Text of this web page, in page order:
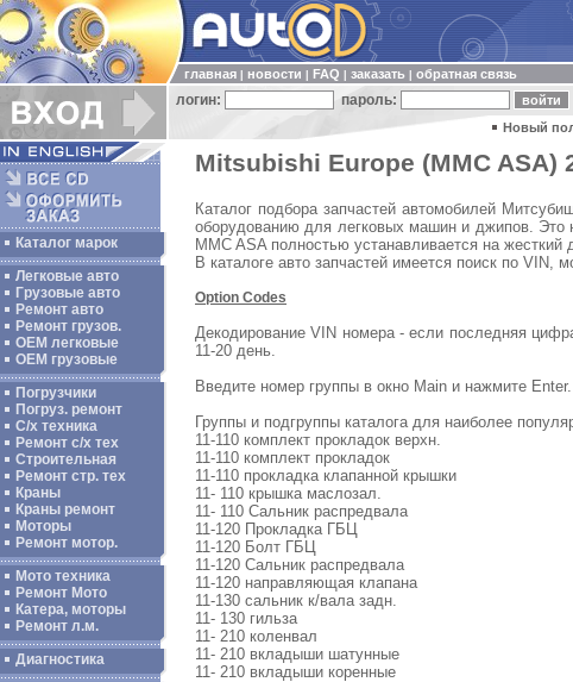
главная новости FAQ заказать обратная связь
логин: пароль:
Новый
Каталог марок
Легковые авто
Грузовые авто
Ремонт авто
Ремонт грузов.
ОЕМ легковые
OEM грузовые
Погрузчики
Погруз. ремонт
С/х техника
Ремонт с/х тех
Строительная
Ремонт стр. тех
Краны
Краны ремонт
Моторы
Ремонт мотор.
Мото техника
Ремонт Мото
Катера, моторы
Ремонт л.м.
Диагностика
Mitsubishi Europe (MMC ASA)
Каталог подбора запчастей автомобилей
оборудованию для легковых машин и джипов. Это
MMC ASA полностью устанавливается на
В каталоге авто запчастей имеется поиск по
Option Codes
Декодирование VIN номера - если последняя
11-20 день.
Введите номер группы в окно Main и нажмите
Группы и подгруппы каталога для наиболее
11-110 комплект прокладок верхн.
11-110 комплект прокладок
11-110 прокладка клапанной крышки
11- 110 крышка маслозал.
11- 110 Сальник распредвала
11-120 Прокладка ГБЦ
11-120 Болт ГБЦ
11-120 Сальник распредвала
11-120 направляющая клапана
11-130 сальник к/вала задн.
11- 130 гильза
11- 210 коленвал
11- 210 вкладыши шатунные
11- 210 вкладыши коренные